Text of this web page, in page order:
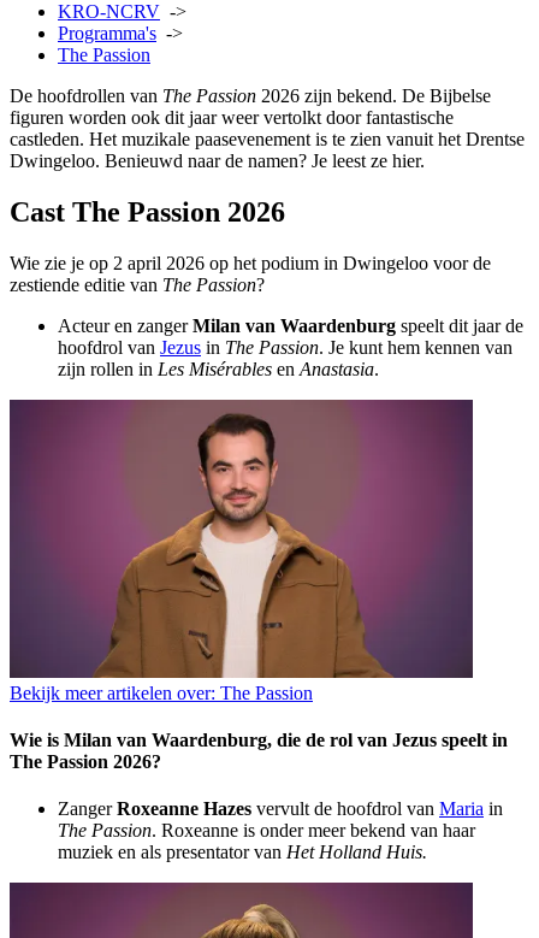
KRO-NCRV ->
Programma's ->
The Passion
De hoofdrollen van The Passion 2026 zijn bekend. De Bijbelse
figuren worden ook dit jaar weer vertolkt door fantastische
castleden. Het muzikale paasevenement is te zien vanuit het Drentse
Dwingeloo. Benieuwd naar de namen? Je leest ze hier.
Cast The Passion 2026
Wie zie je op 2 april 2026 op het podium in Dwingeloo voor de
zestiende editie van The Passion?
Acteur en zangerMilan van Waardenburg speelt dit jaar de
hoofdrol van Jezus in The Passion. Je kunt hem kennen van
zijn rollen in Les Misérables en Anastasia.
Bekijk meer artikelen over: The Passion
Wie is Milan van Waardenburg, die de rol van Jezus speelt in
The Passion 2026?
ZangerRoxeanne Hazes vervult de hoofdrol van Maria in
The Passion. Roxeanne is onder meer bekend van haar
muziek en als presentator van Het Holland Huis.